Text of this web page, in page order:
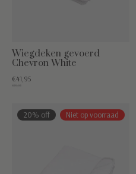
Wiegdeken gevoerd
Chevron White
€41,95
€59,95
20% off Niet op voorraad